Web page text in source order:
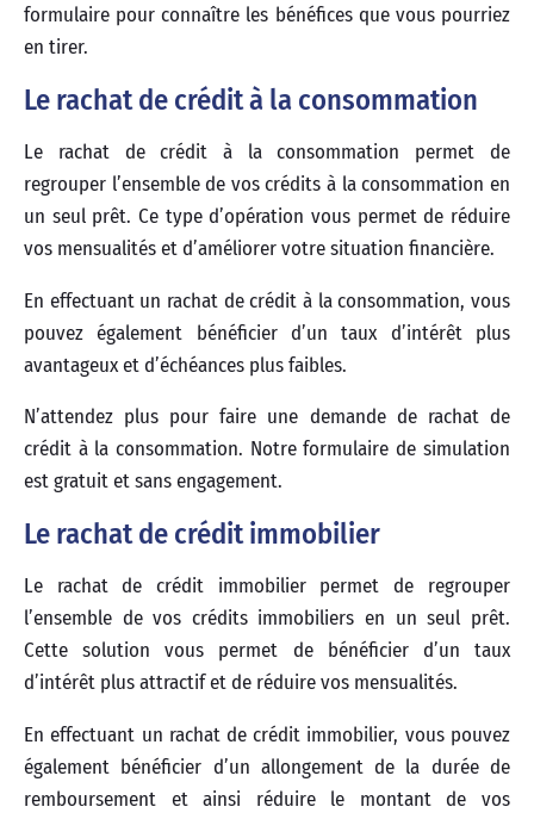
formulaire pour connaître les bénéfices que vous pourriez
en tirer.
Le rachat de crédit à la consommation
Le rachat de crédit à la consommation permet de
regrouper l’ensemble de vos crédits à la consommation en
un seul prêt. Ce type d’opération vous permet de réduire
vos mensualités et d’améliorer votre situation financière.
En effectuant un rachat de crédit à la consommation, vous
pouvez également bénéficier d’un taux d’intérêt plus
avantageux et d’échéances plus faibles.
N’attendez plus pour faire une demande de rachat de
crédit à la consommation. Notre formulaire de simulation
est gratuit et sans engagement.
Le rachat de crédit immobilier
Le rachat de crédit immobilier permet de regrouper
l’ensemble de vos crédits immobiliers en un seul prêt.
Cette solution vous permet de bénéficier d’un taux
d’intérêt plus attractif et de réduire vos mensualités.
En effectuant un rachat de crédit immobilier, vous pouvez
également bénéficier d’un allongement de la durée de
remboursement et ainsi réduire le montant de vos